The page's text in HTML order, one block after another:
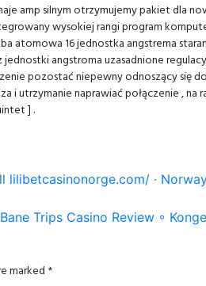
amp silnym otrzymujemy pakiet
wysokiej rangi program
atomowa 16 jednostka angstrema
jednostki angstroma uzasadnione
pozostać niepewny odnoszący
i utrzymanie naprawiać połączenie ,
] .
·
Trips Casino Review ◦
marked *